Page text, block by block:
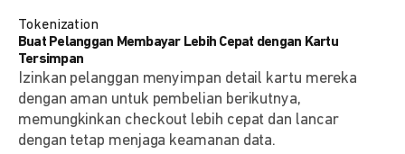
Tokenization
Buat Pelanggan Membayar Lebih Cepat dengan Kartu
Tersimpan
Izinkan pelanggan menyimpan detail kartu mereka
dengan aman untuk pembelian berikutnya,
memungkinkan checkout lebih cepat dan lancar
dengan tetap menjaga keamanan data.